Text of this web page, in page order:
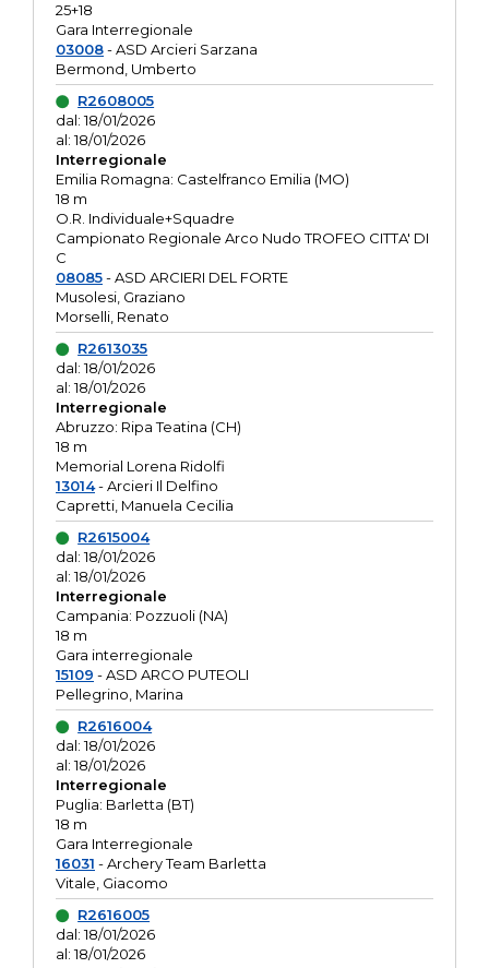
25+18
Gara Interregionale
03008- ASD Arcieri Sarzana
Bermond, Umberto
R2608005
dal: 18/01/2026
al: 18/01/2026
Interregionale
Emilia Romagna: Castelfranco Emilia (MO)
18 m
O.R. Individuale+Squadre
Campionato Regionale Arco Nudo TROFEO CITTA' DI
C
08085- ASD ARCIERI DEL FORTE
Musolesi, Graziano
Morselli, Renato
R2613035
dal: 18/01/2026
al: 18/01/2026
Interregionale
Abruzzo: Ripa Teatina (CH)
18 m
Memorial Lorena Ridolfi
13014- Arcieri Il Delfino
Capretti, Manuela Cecilia
R2615004
dal: 18/01/2026
al: 18/01/2026
Interregionale
Campania: Pozzuoli (NA)
18 m
Gara interregionale
15109 - ASD ARCO PUTEOLI
Pellegrino, Marina
R2616004
dal: 18/01/2026
al: 18/01/2026
Interregionale
Puglia: Barletta (BT)
18 m
Gara Interregionale
16031 - Archery Team Barletta
Vitale, Giacomo
R2616005
dal: 18/01/2026
al: 18/01/2026